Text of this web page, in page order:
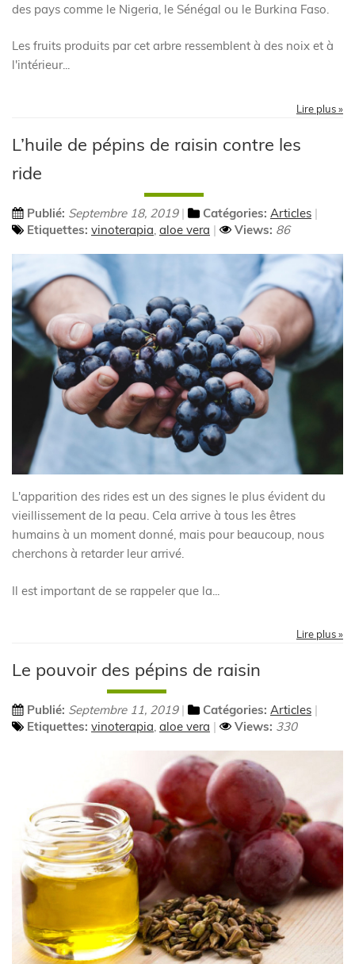
des pays comme le Nigeria, le Sénégal ou le Burkina Faso.
Les fruits produits par cet arbre ressemblent à des noix et à
l'intérieur...
Lire plus »
L’huile de pépins de raisin contre les
ride
Publié: Septembre 18, 2019 Catégories: Articles
Etiquettes: vinoterapia aloe vera Views: 86
L'apparition des rides est un des signes le plus évident du
vieillissement de la peau. Cela arrive à tous les êtres
humains à un moment donné, mais pour beaucoup, nous
cherchons à retarder leur arrivé.
Il est important de se rappeler que la...
Lire plus »
Le pouvoir des pépins de raisin
Publié: Septembre 11, 2019 Catégories: Articles
Etiquettes: vinoterapia, aloe vera Views: 330